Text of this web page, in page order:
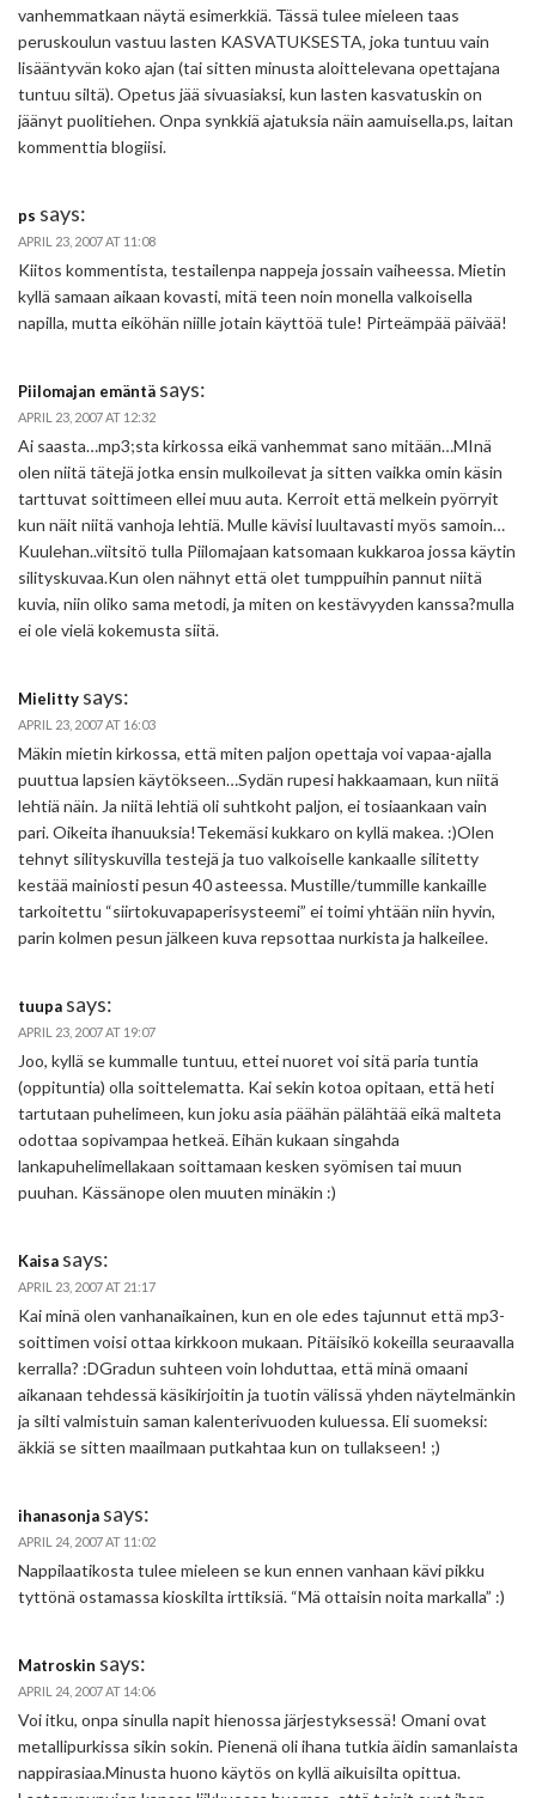
vanhemmatkaan näytä esimerkkiä. Tässä tulee mieleen taas
peruskoulun vastuu lasten KASVATUKSESTA, joka tuntuu vain
lisääntyvän koko ajan (tai sitten minusta aloittelevana opettajana
tuntuu siltä). Opetus jää sivuasiaksi, kun lasten kasvatuskin on
jäänyt puolitiehen. Onpa synkkiä ajatuksia näin aamuisella.ps, laitan
kommenttia blogiisi.
ps says:
APRIL 23, 2007 AT 11:08
Kiitos kommentista, testailenpa nappeja jossain vaiheessa. Mietin
kyllä samaan aikaan kovasti, mitä teen noin monella valkoisella
napilla, mutta eiköhän niille jotain käyttöä tule! Pirteämpää päivää!
Piilomajan emäntä says:
APRIL 23, 2007 AT 12:32
Ai saasta…mp3;sta kirkossa eikä vanhemmat sano mitään…MInä
olen niitä tätejä jotka ensin mulkoilevat ja sitten vaikka omin käsin
tarttuvat soittimeen ellei muu auta. Kerroit että melkein pyörryit
kun näit niitä vanhoja lehtiä. Mulle kävisi luultavasti myös samoin…
Kuulehan..viitsitö tulla Piilomajaan katsomaan kukkaroa jossa käytin
silityskuvaa.Kun olen nähnyt että olet tumppuihin pannut niitä
kuvia, niin oliko sama metodi, ja miten on kestävyyden kanssa?mulla
ei ole vielä kokemusta siitä.
Mielitty says:
APRIL 23, 2007 AT 16:03
Mäkin mietin kirkossa, että miten paljon opettaja voi vapaa-ajalla
puuttua lapsien käytökseen…Sydän rupesi hakkaamaan, kun niitä
lehtiä näin. Ja niitä lehtiä oli suhtkoht paljon, ei tosiaankaan vain
pari. Oikeita ihanuuksia!Tekemäsi kukkaro on kyllä makea. :)Olen
tehnyt silityskuvilla testejä ja tuo valkoiselle kankaalle silitetty
kestää mainiosti pesun 40 asteessa. Mustille/tummille kankaille
tarkoitettu “siirtokuvapaperisysteemi” ei toimi yhtään niin hyvin,
parin kolmen pesun jälkeen kuva repsottaa nurkista ja halkeilee.
tuupa says:
APRIL 23, 2007 AT 19:07
Joo, kyllä se kummalle tuntuu, ettei nuoret voi sitä paria tuntia
(oppituntia) olla soittelematta. Kai sekin kotoa opitaan, että heti
tartutaan puhelimeen, kun joku asia päähän pälähtää eikä malteta
odottaa sopivampaa hetkeä. Eihän kukaan singahda
lankapuhelimellakaan soittamaan kesken syömisen tai muun
puuhan. Kässänope olen muuten minäkin :)
Kaisa says:
APRIL 23, 2007 AT 21:17
Kai minä olen vanhanaikainen, kun en ole edes tajunnut että mp3-
soittimen voisi ottaa kirkkoon mukaan. Pitäisikö kokeilla seuraavalla
kerralla? :DGradun suhteen voin lohduttaa, että minä omaani
aikanaan tehdessä käsikirjoitin ja tuotin välissä yhden näytelmänkin
ja silti valmistuin saman kalenterivuoden kuluessa. Eli suomeksi:
äkkiä se sitten maailmaan putkahtaa kun on tullakseen! ;)
ihanasonja says:
APRIL 24, 2007 AT 11:02
Nappilaatikosta tulee mieleen se kun ennen vanhaan kävi pikku
tyttönä ostamassa kioskilta irttiksiä. “Mä ottaisin noita markalla” :)
Matroskin says:
APRIL 24, 2007 AT 14:06
Voi itku, onpa sinulla napit hienossa järjestyksessä! Omani ovat
metallipurkissa sikin sokin. Pienenä oli ihana tutkia äidin samanlaista
nappirasiaa.Minusta huono käytös on kyllä aikuisilta opittua.